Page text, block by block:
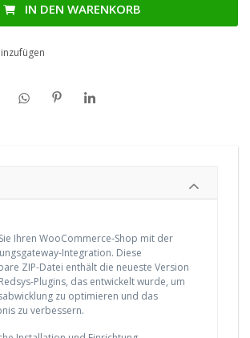
IN DEN WARENKORB
Ihren WooCommerce-Shop mit der
Integration. Diese
ZIP-Datei enthält die neueste Version
Plugins, das entwickelt wurde, um
zu optimieren und das
zu verbessern.